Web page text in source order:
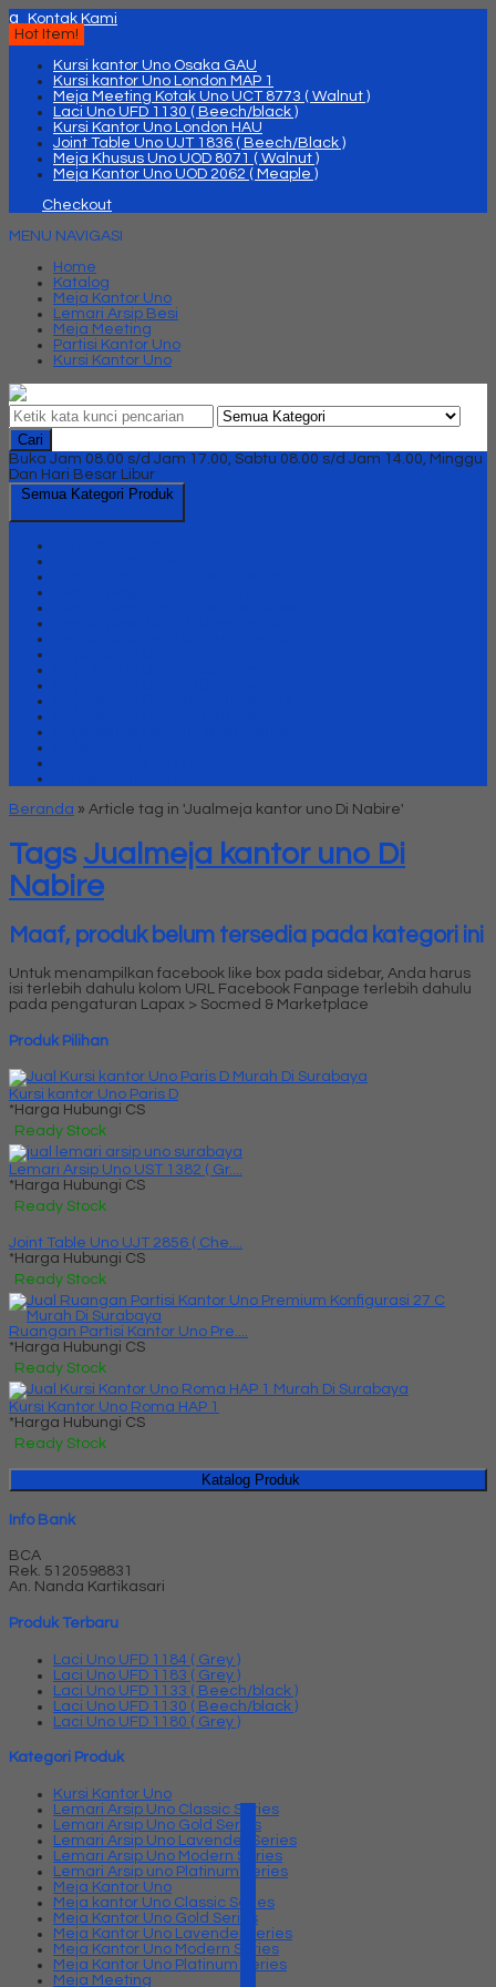
q
Kontak Kami
Hot Item!
Kursi kantor Uno Osaka GAU
Kursi kantor Uno London MAP 1
Meja Meeting Kotak Uno UCT 8773 ( Walnut )
Laci Uno UFD 1130 ( Beech/black )
Kursi Kantor Uno London HAU
Joint Table Uno UJT 1836 ( Beech/Black )
Meja Khusus Uno UOD 8071 ( Walnut )
Meja Kantor Uno UOD 2062 ( Meaple )
Checkout
MENU NAVIGASI
Home
Katalog
Meja Kantor Uno
Lemari Arsip Besi
Meja Meeting
Partisi Kantor Uno
Kursi Kantor Uno
Cari
Buka Jam 08.00 s/d Jam 17.00, Sabtu 08.00 s/d Jam 14.00, Minggu
Dan Hari Besar Libur
Semua Kategori Produk
Beranda » Article tag in 'Jualmeja kantor uno Di Nabire'
Tags Jualmeja kantor uno Di
Nabire
Maaf, produk belum tersedia pada kategori ini
Untuk menampilkan facebook like box pada sidebar, Anda harus
isi terlebih dahulu kolom URL Facebook Fanpage terlebih dahulu
pada pengaturan Lapax > Socmed & Marketplace
Produk Pilihan
Kursi kantor Uno Paris D
*Harga Hubungi CS
Ready Stock
Lemari Arsip Uno UST 1382 ( Gr....
*Harga Hubungi CS
Ready Stock
Joint Table Uno UJT 2856 ( Che....
*Harga Hubungi CS
Ready Stock
Ruangan Partisi Kantor Uno Pre....
*Harga Hubungi CS
Ready Stock
Kursi Kantor Uno Roma HAP 1
*Harga Hubungi CS
Ready Stock
Katalog Produk
Info Bank
BCA
Rek. 5120598831
An. Nanda Kartikasari
Produk Terbaru
Laci Uno UFD 1184 ( Grey )
Laci Uno UFD 1183 ( Grey )
Laci Uno UFD 1133 ( Beech/black )
Laci Uno UFD 1130 ( Beech/black )
Laci Uno UFD 1180 ( Grey )
Kategori Produk
Kursi Kantor Uno
Lemari Arsip Uno Classic Series
Lemari Arsip Uno Gold Series
Lemari Arsip Uno Lavender Series
Lemari Arsip Uno Modern Series
Lemari Arsip uno Platinum Series
Meja Kantor Uno
Meja kantor Uno Classic Series
Meja Kantor Uno Gold Series
Meja Kantor Uno Lavender series
Meja Kantor Uno Modern Series
Meja Kantor Uno Platinum Series
Meja Meeting